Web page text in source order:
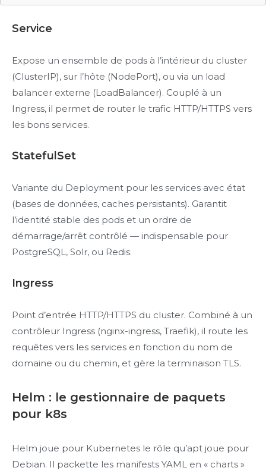
Service
Expose un ensemble de pods à l’intérieur du cluster
(ClusterIP), sur l’hôte (NodePort), ou via un load
balancer externe (LoadBalancer). Couplé à un
Ingress, il permet de router le trafic HTTP/HTTPS vers
les bons services.
StatefulSet
Variante du Deployment pour les services avec état
(bases de données, caches persistants). Garantit
l’identité stable des pods et un ordre de
démarrage/arrêt contrôlé — indispensable pour
PostgreSQL, Solr, ou Redis.
Ingress
Point d’entrée HTTP/HTTPS du cluster. Combiné à un
contrôleur Ingress (nginx-ingress, Traefik), il route les
requêtes vers les services en fonction du nom de
domaine ou du chemin, et gère la terminaison TLS.
Helm : le gestionnaire de paquets
pour k8s
Helm joue pour Kubernetes le rôle qu’apt joue pour
Debian. Il packette les manifests YAML en « charts »